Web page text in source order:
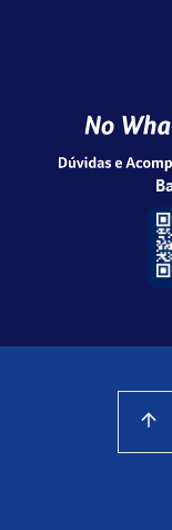
arrow_upward